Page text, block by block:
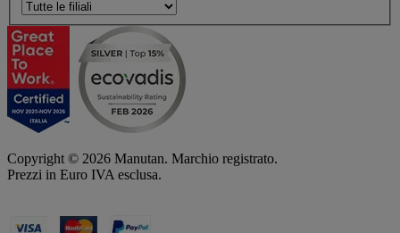
Copyright © 2026 Manutan. Marchio registrato.
Prezzi in Euro IVA esclusa.